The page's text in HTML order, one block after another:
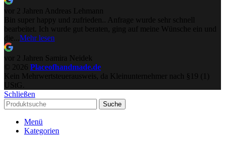
vor 2 Jahren Andreas Lehmann
Bin super happy und zufrieden.. Anfrage wurde sehr schnell
bearbeitet. Ich wurde gut beraten, ging auf meine Wünsche ein und
die... Mehr lesen
vor 2 Jahren Samira Neidek
© 2026 Placeofhandmade.de
Kein Mehrwertsteuerausweis, da Kleinunternehmer nach §19 (1)
UStG.
Schließen
Suche
Menü
Kategorien